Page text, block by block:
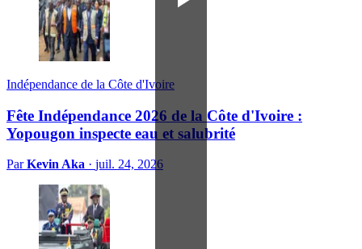
Indépendance de la Côte d'Ivoire
Fête Indépendance 2026 de la Côte d'Ivoire :
Yopougon inspecte eau et salubrité
ParKevin Aka · juil. 24, 2026